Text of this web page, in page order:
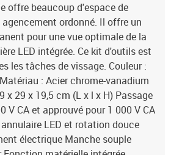
offre beaucoup d'espace de
ordonné. Il offre un
pour une vue optimale de la
LED intégrée. Ce kit d'outils est
les tâches de vissage. Couleur :
: Acier chrome-vanadium
x 29 x 19,5 cm (L x l x H) Passage
V CA et approuvé pour 1 000 V CA
LED et rotation douce
électrique Manche souple